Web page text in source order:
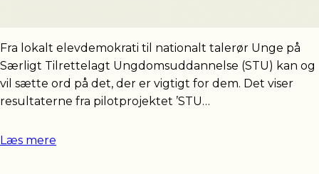
Fra lokalt elevdemokrati til nationalt talerør Unge på
Særligt Tilrettelagt Ungdomsuddannelse (STU) kan og
vil sætte ord på det, der er vigtigt for dem. Det viser
resultaterne fra pilotprojektet ’STU…
Læs mere